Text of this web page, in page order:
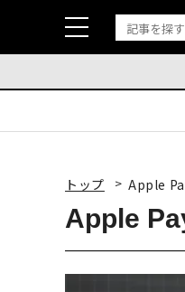
トップ Apple
Apple